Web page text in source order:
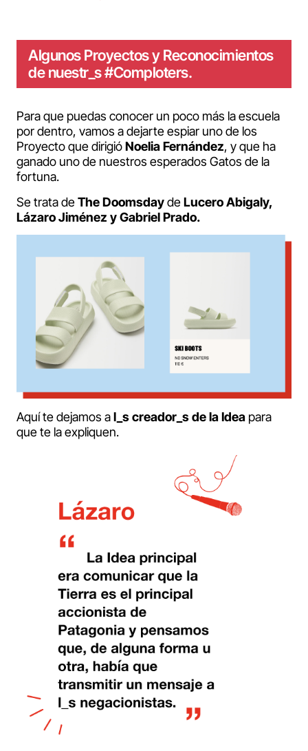
Algunos Proyectos y Reconocimientos
de nuestr_s #Comploters.
Para que puedas conocer un poco más la escuela
por dentro, vamos a dejarte espiar uno de los
Proyecto que dirigióNoelia Fernández, y que ha
ganado uno de nuestros esperados Gatos de la
fortuna.
Se trata deThe DoomsdaydeLucero Abigaly,
Lázaro Jiménez y Gabriel Prado.
Aquí te dejamos al_s creador_s de la Idea para
que te la expliquen.